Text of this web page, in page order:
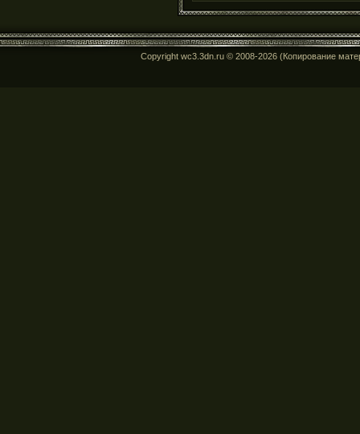
Copyright wc3.3dn.ru © 2008-2026 (Копирование